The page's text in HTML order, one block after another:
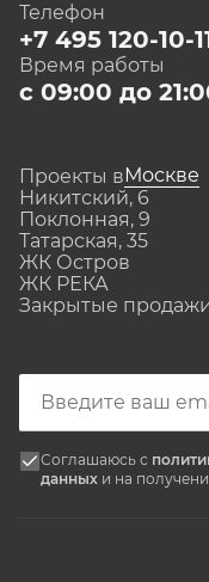
Телефон
+7 495 120-10-
Время работы
с 09:00 до
Проекты вМоскве
Никитский, 6
Поклонная, 9
Татарская, 35
ЖК Остров
ЖК РЕКА
Закрытые
Соглашаюсь с
данных и на